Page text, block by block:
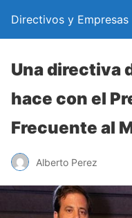
Directivos y Empresas
Una directiva
hace con el
Frecuente al
Alberto Perez